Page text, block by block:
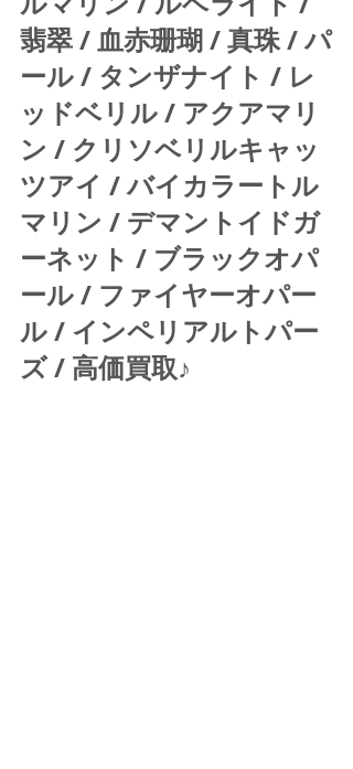
翡翠 / 血赤珊瑚 / 真珠 / パ
ール / タンザナイト / レ
ッドベリル / アクアマリ
ン / クリソベリルキャッ
ツアイ / バイカラートル
マリン / デマントイドガ
ーネット / ブラックオパ
ール / ファイヤーオパー
ル / インペリアルトパー
ズ / 高価買取♪